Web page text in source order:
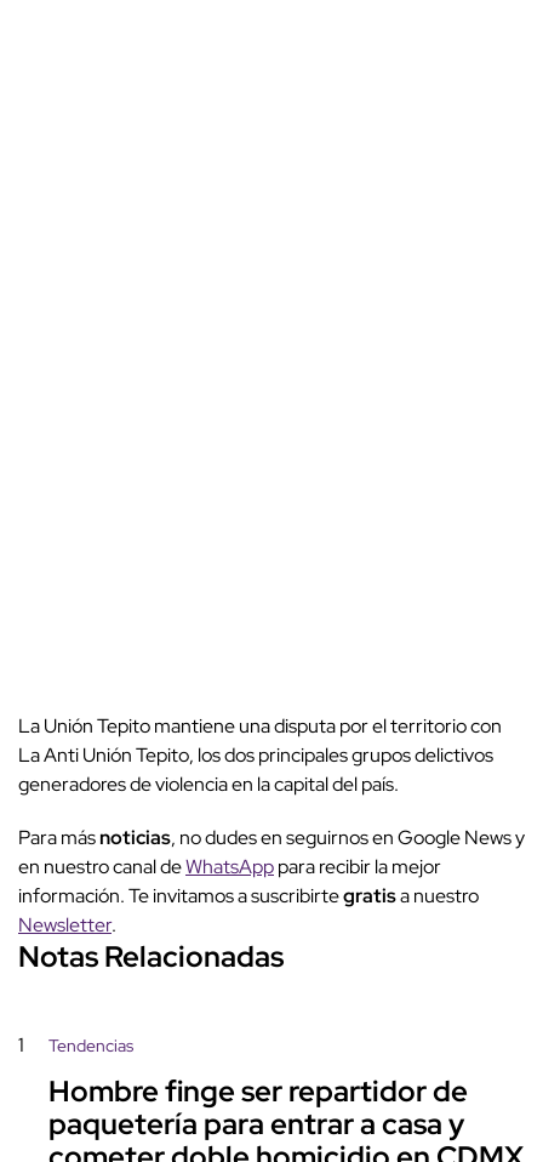
La Unión Tepito mantiene una disputa por el territorio con
La Anti Unión Tepito, los dos principales grupos delictivos
generadores de violencia en la capital del país.
Para másnoticias, no dudes en seguirnos en Google News y
en nuestro canal deWhatsApppara recibir la mejor
información. Te invitamos a suscribirtegratisa nuestro
Newsletter.
Notas Relacionadas
1 Tendencias
Hombre finge ser repartidor de
paquetería para entrar a casa y